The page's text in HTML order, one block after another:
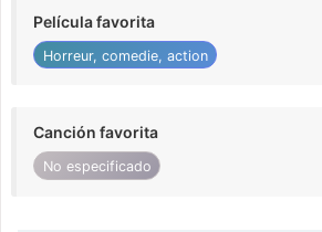
Película favorita
Horreur, comedie, action
Canción favorita
No especificado